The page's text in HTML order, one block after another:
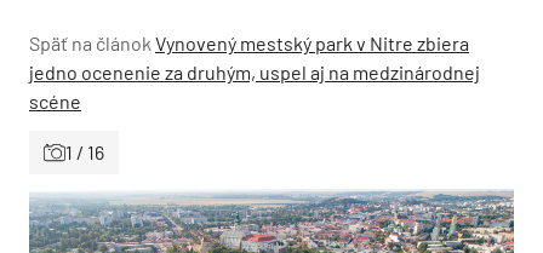
Späť na článok Vynovený mestský park v Nitre zbiera
jedno ocenenie za druhým, uspel aj na medzinárodnej
scéne
1 / 16